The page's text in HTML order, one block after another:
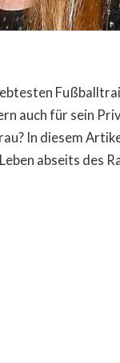
auch für sein
In diesem
abseits des